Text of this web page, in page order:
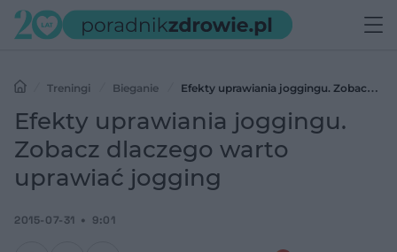
Treningi Bieganie
Efekty uprawiania joggingu. Zobacz
dlaczego warto uprawiać jogging
Efekty uprawiania joggingu.
Zobacz dlaczego warto
uprawiać jogging
2015-07-31 9:01